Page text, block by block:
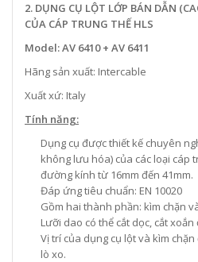
2. DỤNG CỤ LỘT LỚP BÁN DẪN
CỦA CÁP TRUNG THẾ HLS
Model: AV 6410 + AV 6411
Hãng sản xuất: Intercable
Xuất xứ: Italy
Tính năng:
Dụng cụ được thiết kế chuyên
không lưu hóa) của các loại cáp
đường kính từ 16mm đến 41mm.
Đáp ứng tiêu chuẩn: EN 10020
Gồm hai thành phần: kìm chặn
Lưỡi dao có thể cắt dọc, cắt xoắn
Vị trí của dụng cụ lột và kìm
lò xo.